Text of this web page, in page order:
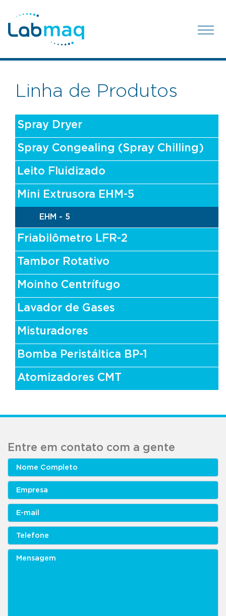
Linha de Produtos
Spray Dryer
Spray Congealing (Spray Chilling)
Leito Fluidizado
Mini Extrusora EHM-5
EHM - 5
Friabilômetro LFR-2
Tambor Rotativo
Moinho Centrífugo
Lavador de Gases
Misturadores
Bomba Peristáltica BP-1
Atomizadores CMT
Entre em contato com a gente